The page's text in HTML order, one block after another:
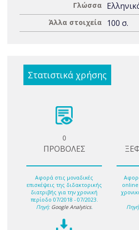
Γλώσσα
Άλλα στοιχεία 100 σ.
Στατιστικά χρήσης
0
ΠΡΟΒΟΛΕΣ
Αφορά στις μοναδικές
επισκέψεις της διδακτορικής
διατριβής για την χρονική
περίοδο 07/2018 - 07/2023.
Πηγή: Google Analytics.
online